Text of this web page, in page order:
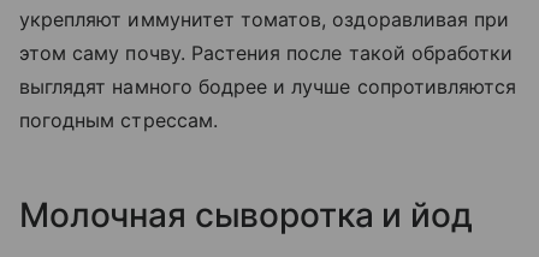
укрепляют иммунитет томатов, оздоравливая при
этом саму почву. Растения после такой обработки
выглядят намного бодрее и лучше сопротивляются
погодным стрессам.
Молочная сыворотка и йод